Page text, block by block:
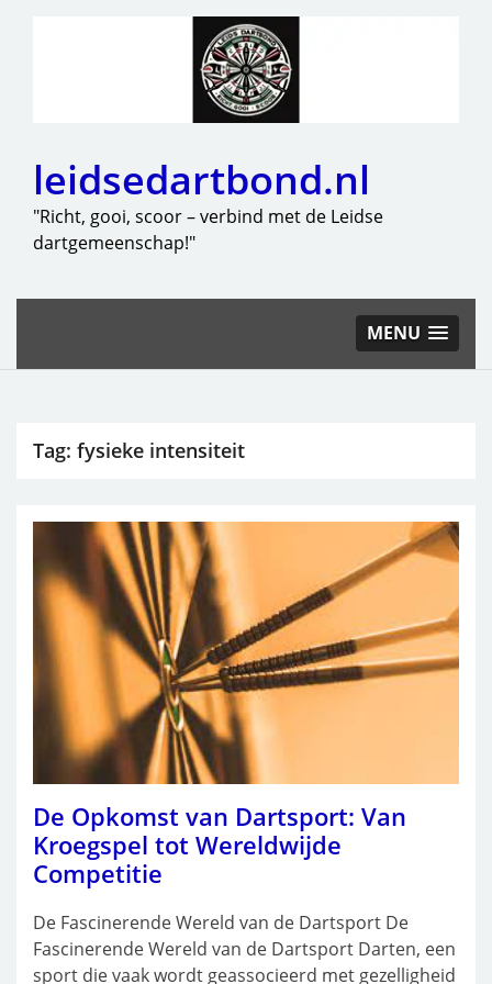
leidsedartbond.nl
"Richt, gooi, scoor – verbind met de Leidse
dartgemeenschap!"
MENU
Tag: fysieke intensiteit
De Opkomst van Dartsport: Van
Kroegspel tot Wereldwijde
Competitie
De Fascinerende Wereld van de Dartsport De
Fascinerende Wereld van de Dartsport Darten, een
sport die vaak wordt geassocieerd met gezelligheid